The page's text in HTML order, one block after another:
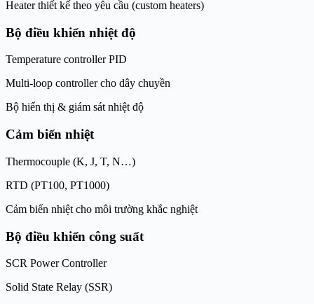
Heater thiết kế theo yêu cầu (custom heaters)
Bộ điều khiển nhiệt độ
Temperature controller PID
Multi-loop controller cho dây chuyền
Bộ hiển thị & giám sát nhiệt độ
Cảm biến nhiệt
Thermocouple (K, J, T, N…)
RTD (PT100, PT1000)
Cảm biến nhiệt cho môi trường khắc nghiệt
Bộ điều khiển công suất
SCR Power Controller
Solid State Relay (SSR)